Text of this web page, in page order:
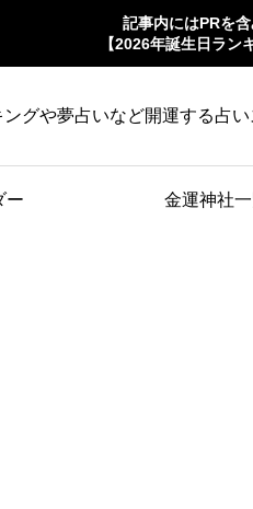
記事内にはPRを含
【2026年誕生日ラン
グや夢占いなど開運する占
ー 金運神社